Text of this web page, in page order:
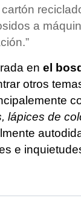
a
en el
otros
lápices de
e